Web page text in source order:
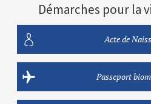
Démarches pour la
Acte de
Passeport